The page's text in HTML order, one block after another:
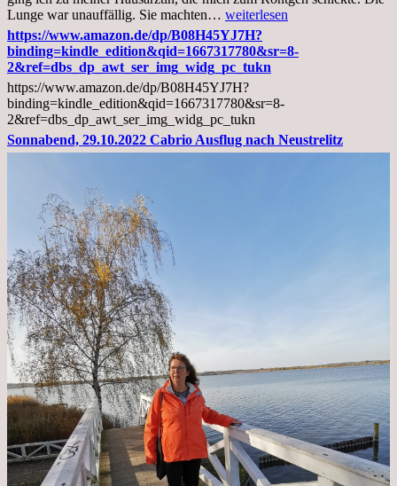
Lunge war unauffällig. Sie machten… Mittwoch,
02.11.2022,
Arztgespräch
und
Diagnose
Lebermetastasen
weiterlesen
https://www.amazon.de/dp/B08H45YJ7H?
binding=kindle_edition&qid=1667317780&sr=8-
2&ref=dbs_dp_awt_ser_img_widg_pc_tukn
https://www.amazon.de/dp/B08H45YJ7H?
binding=kindle_edition&qid=1667317780&sr=8-
2&ref=dbs_dp_awt_ser_img_widg_pc_tukn
Sonnabend, 29.10.2022 Cabrio Ausflug nach Neustrelitz